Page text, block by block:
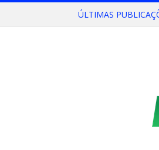
ÚLTIMAS